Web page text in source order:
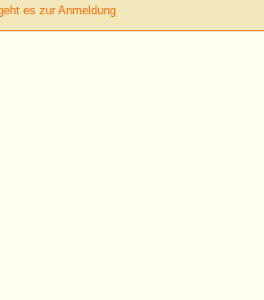
es zur Anmeldung